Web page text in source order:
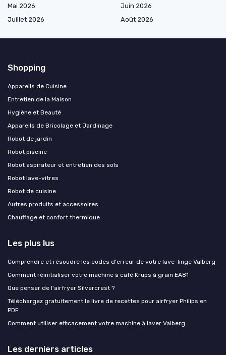
Mai 2026
Juin 2026
Juillet 2026
Août 2026
Shopping
Appareils de Cuisine
Entretien de la Maison
Hygiène et Beauté
Appareils de Bricolage et Jardinage
Robot de jardin
Robot piscine
Robot aspirateur et entretien des sols
Robot lave-vitres
Robot de cuisine
Autres produits et accessoires
Chauffage et confort thermique
Les plus lus
Comprendre et résoudre les codes d'erreur de votre lave-linge Valberg
Comment réinitialiser votre machine à café Krups à grain EA81
Que penser de l'airfryer Silvercrest ?
Téléchargez gratuitement le livre de recettes pour airfryer Philips en
PDF
Comment utiliser efficacement votre machine à laver Valberg
Les derniers articles